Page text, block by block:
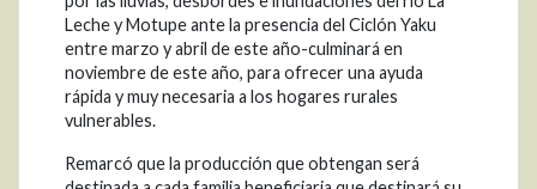
Leche y Motupe ante la presencia del Ciclón Yaku
entre marzo y abril de este año-culminará en
noviembre de este año, para ofrecer una ayuda
rápida y muy necesaria a los hogares rurales
vulnerables.
Remarcó que la producción que obtengan será